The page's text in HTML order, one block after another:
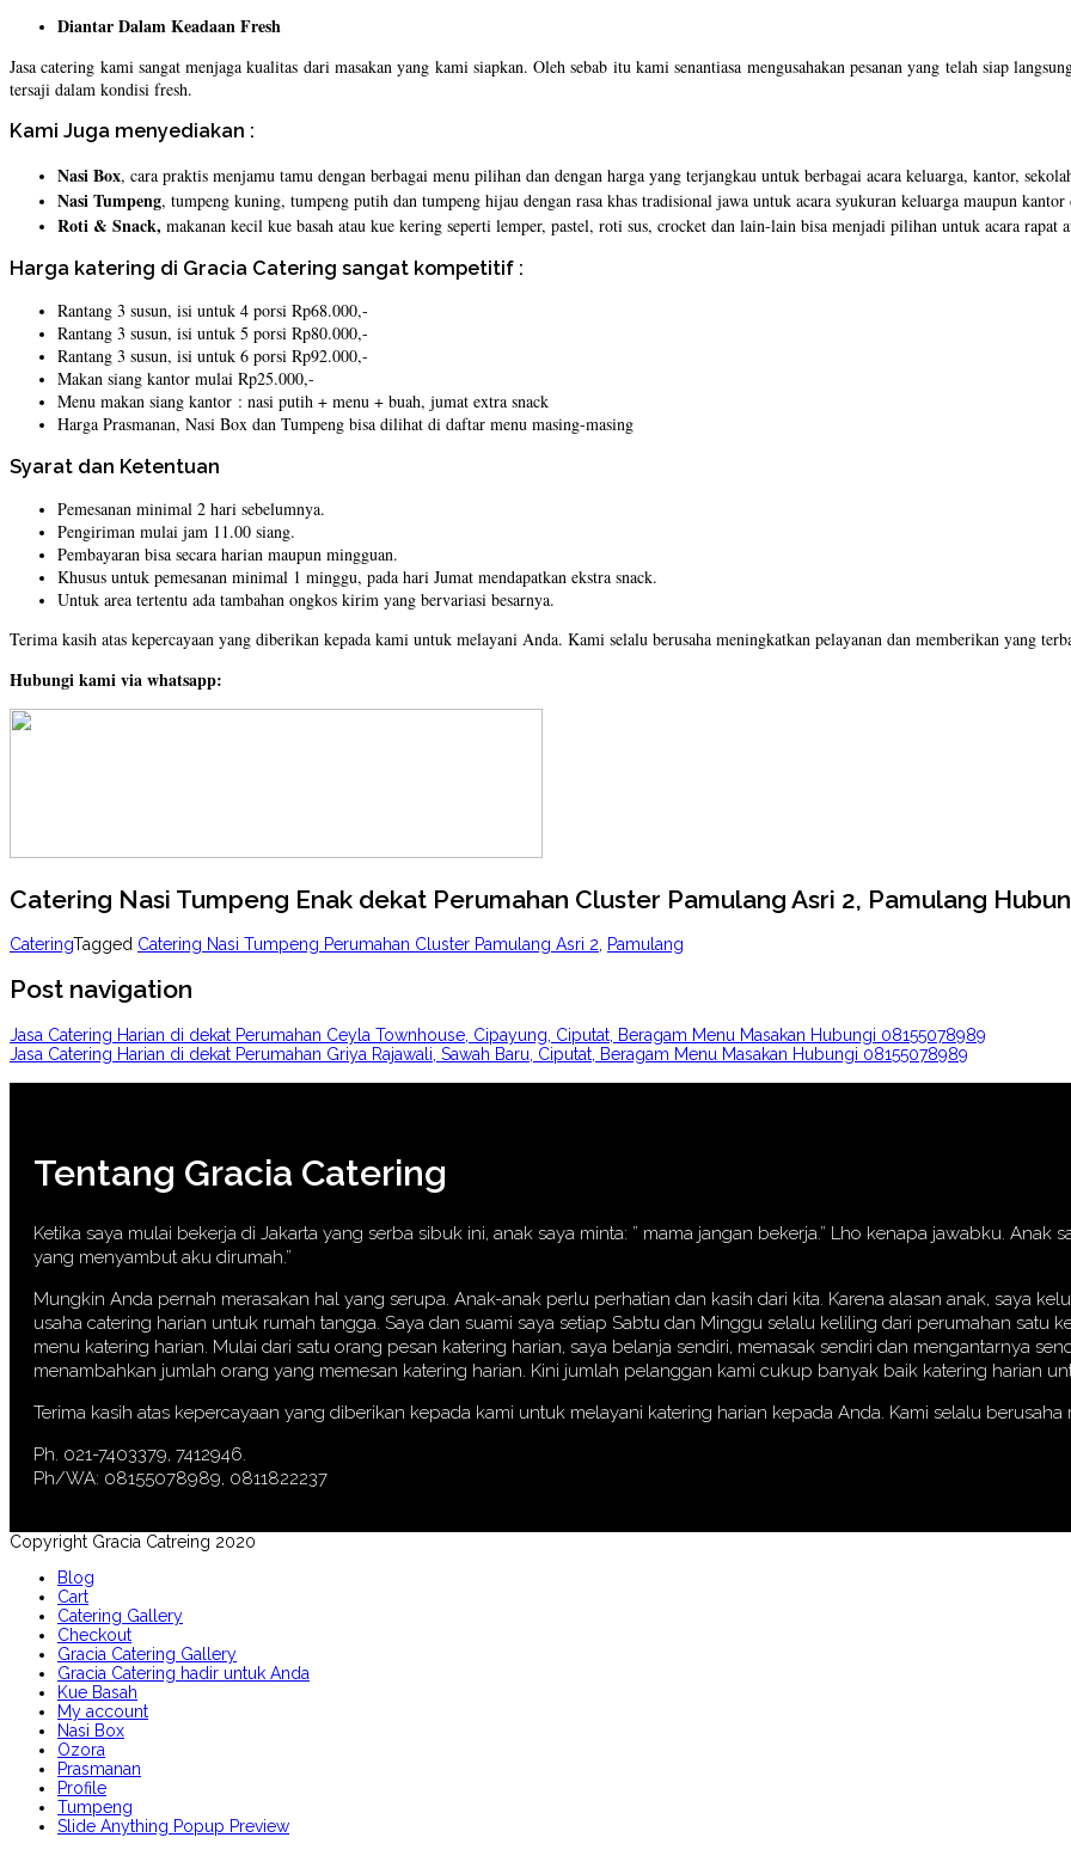
Diantar Dalam Keadaan Fresh
Jasa catering kami sangat menjaga kualitas dari masakan yang kami siapkan. Oleh sebab itu kami senantiasa mengusahakan pesanan yang telah siap
tersaji dalam kondisi fresh.
Kami Juga menyediakan :
Nasi Box, cara praktis menjamu tamu dengan berbagai menu pilihan dan dengan harga yang terjangkau untuk berbagai acara keluarga, kantor,
Nasi Tumpeng, tumpeng kuning, tumpeng putih dan tumpeng hijau dengan rasa khas tradisional jawa untuk acara syukuran keluarga maupun
Roti & Snack, makanan kecil kue basah atau kue kering seperti lemper, pastel, roti sus, crocket dan lain-lain bisa menjadi pilihan untuk acara rapat
Harga katering di Gracia Catering sangat kompetitif :
Rantang 3 susun, isi untuk 4 porsi Rp68.000,-
Rantang 3 susun, isi untuk 5 porsi Rp80.000,-
Rantang 3 susun, isi untuk 6 porsi Rp92.000,-
Makan siang kantor mulai Rp25.000,-
Menu makan siang kantor : nasi putih + menu + buah, jumat extra snack
Harga Prasmanan, Nasi Box dan Tumpeng bisa dilihat di daftar menu masing-masing
Syarat dan Ketentuan
Pemesanan minimal 2 hari sebelumnya.
Pengiriman mulai jam 11.00 siang.
Pembayaran bisa secara harian maupun mingguan.
Khusus untuk pemesanan minimal 1 minggu, pada hari Jumat mendapatkan ekstra snack.
Untuk area tertentu ada tambahan ongkos kirim yang bervariasi besarnya.
Terima kasih atas kepercayaan yang diberikan kepada kami untuk melayani Anda. Kami selalu berusaha meningkatkan pelayanan dan memberikan yang
Hubungi kami via whatsapp:
Catering Nasi Tumpeng Enak dekat Perumahan Cluster Pamulang Asri 2, Pamulang
CateringTagged Catering Nasi Tumpeng Perumahan Cluster Pamulang Asri 2 Pamulang
Post navigation
Jasa Catering Harian di dekat Perumahan Ceyla Townhouse, Cipayung, Ciputat, Beragam Menu Masakan Hubungi 08155078989
Jasa Catering Harian di dekat Perumahan Griya Rajawali, Sawah Baru, Ciputat, Beragam Menu Masakan Hubungi 08155078989
Tentang Gracia Catering
Ketika saya mulai bekerja di Jakarta yang serba sibuk ini, anak saya minta: ” mama jangan bekerja.” Lho kenapa jawabku.
yang menyambut aku dirumah.”
Mungkin Anda pernah merasakan hal yang serupa. Anak-anak perlu perhatian dan kasih dari kita. Karena alasan anak, saya
usaha catering harian untuk rumah tangga. Saya dan suami saya setiap Sabtu dan Minggu selalu keliling dari perumahan satu
menu katering harian. Mulai dari satu orang pesan katering harian, saya belanja sendiri, memasak sendiri dan mengantarnya
menambahkan jumlah orang yang memesan katering harian. Kini jumlah pelanggan kami cukup banyak baik katering harian
Terima kasih atas kepercayaan yang diberikan kepada kami untuk melayani katering harian kepada Anda. Kami selalu
Ph. 021-7403379, 7412946.
Ph/WA: 08155078989, 0811822237
Copyright Gracia Catreing 2020
Blog
Cart
Catering Gallery
Checkout
Gracia Catering Gallery
Gracia Catering hadir untuk Anda
Kue Basah
My account
Nasi Box
Ozora
Prasmanan
Profile
Tumpeng
Slide Anything Popup Preview